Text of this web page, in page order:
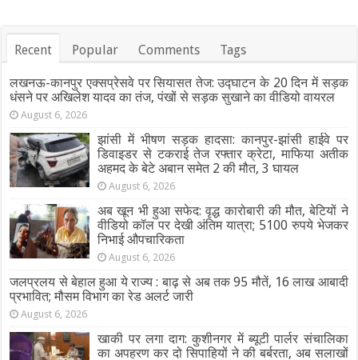
Recent Popular Comments Tags
लखनऊ-कानपुर एक्सप्रेसवे पर सियासत तेज: उद्घाटन के 20 दिन में सड़क
धंसने पर अखिलेश यादव का तंज, पंखों से सड़क सुखाने का वीडियो वायरल
August 6, 2026
झांसी में भीषण सड़क हादसा: कानपुर-झांसी हाईवे पर
डिवाइडर से टकराई तेज रफ्तार क्रेटा, माफिया अतीक
अहमद के बेटे अबान समेत 2 की मौत, 3 घायल
August 6, 2026
अब खून भी हुआ सफेद: वृद्ध कारोबारी की मौत, बेटियों ने
वीडियो कॉल पर देखी अंतिम यात्रा; 5100 रुपये भेजकर
निभाई औपचारिकता
August 6, 2026
जलप्रलय से बेहाल हुआ ये राज्य : बाढ़ से अब तक 95 मौतें, 16 लाख आबादी
प्रभावित; मौसम विभाग का रेड अलर्ट जारी
August 6, 2026
खाकी पर लगा दाग: कुशीनगर में ब्यूटी पार्लर संचालिका
का अपहरण कर दो सिपाहियों ने की बर्बरता, अब सलाखों